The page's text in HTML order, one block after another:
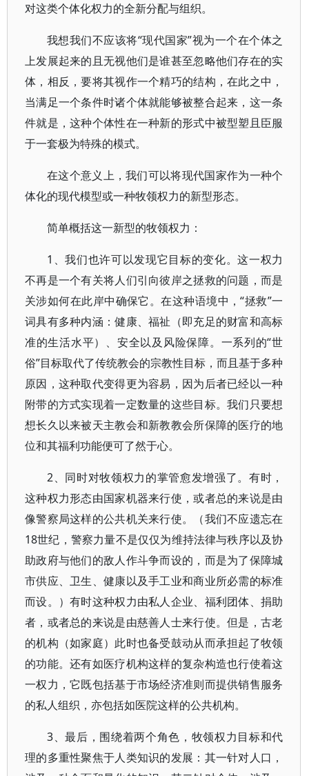
对这类个体化权力的全新分配与组织。
我想我们不应该将“现代国家”视为一个在个体之
上发展起来的且无视他们是谁甚至忽略他们存在的实
体，相反，要将其视作一个精巧的结构，在此之中，
当满足一个条件时诸个体就能够被整合起来，这一条
件就是，这种个体性在一种新的形式中被型塑且臣服
于一套极为特殊的模式。
在这个意义上，我们可以将现代国家作为一种个
体化的现代模型或一种牧领权力的新型形态。
简单概括这一新型的牧领权力：
1、我们也许可以发现它目标的变化。这一权力
不再是一个有关将人们引向彼岸之拯救的问题，而是
关涉如何在此岸中确保它。在这种语境中，“拯救”一
词具有多种内涵：健康、福祉（即充足的财富和高标
准的生活水平）、安全以及风险保障。一系列的“世
俗”目标取代了传统教会的宗教性目标，而且基于多种
原因，这种取代变得更为容易，因为后者已经以一种
附带的方式实现着一定数量的这些目标。我们只要想
想长久以来被天主教会和新教教会所保障的医疗的地
位和其福利功能便可了然于心。
2、同时对牧领权力的掌管愈发增强了。有时，
这种权力形态由国家机器来行使，或者总的来说是由
像警察局这样的公共机关来行使。（我们不应遗忘在
18世纪，警察力量不是仅仅为维持法律与秩序以及协
助政府与他们的敌人作斗争而设的，而是为了保障城
市供应、卫生、健康以及手工业和商业所必需的标准
而设。）有时这种权力由私人企业、福利团体、捐助
者，或者总的来说是由慈善人士来行使。但是，古老
的机构（如家庭）此时也备受鼓动从而承担起了牧领
的功能。还有如医疗机构这样的复杂构造也行使着这
一权力，它既包括基于市场经济准则而提供销售服务
的私人组织，亦包括如医院这样的公共机构。
3、最后，围绕着两个角色，牧领权力目标和代
理的多重性聚焦于人类知识的发展：其一针对人口，